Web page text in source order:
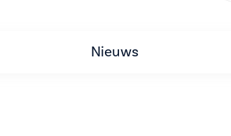
Nieuws